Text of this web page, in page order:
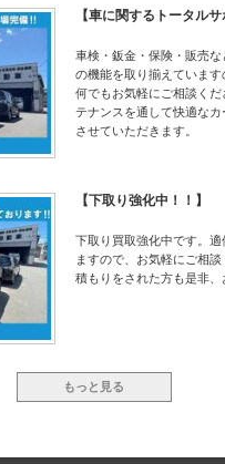
【車に関するトータルサ
車検・鈑金・保険・販売
の機能を取り揃えていま
何でもお気軽にご相談く
テナンスを通して快適な
させていただきます。
【下取り強化中！！】
下取り買取強化中です。適
ますので、お気軽にご相
積もりをされた方も是非、
もっと見る